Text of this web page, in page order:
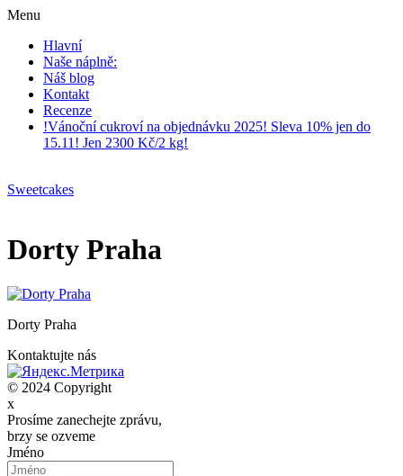
Menu
Hlavní
Naše náplně:
Náš blog
Kontakt
Recenze
!Vánoční cukroví na objednávku 2025! Sleva 10% jen do
15.11! Jen 2300 Kč/2 kg!
Sweetcakes
Dorty Praha
Dorty Praha
Kontaktujte nás
© 2024 Copyright
x
Prosíme zanechejte zprávu,
brzy se ozveme
Jméno